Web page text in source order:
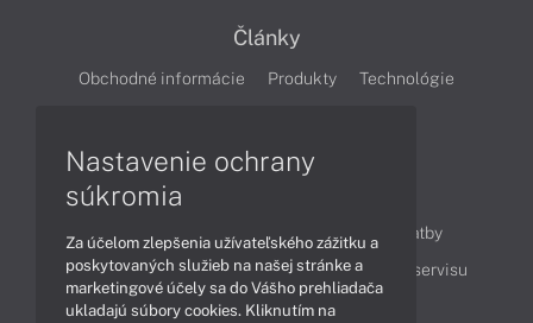
Články
Obchodné informácie Produkty
Technológie
Ako nakupovať
Možnosti doručenia a platby
Podpora a servis
Servisné služby Cenník servisu
Nastavenie ochrany
súkromia
Za účelom zlepšenia užívateľského zážitku a
poskytovaných služieb na našej stránke a
marketingové účely sa do Vášho prehliadača
ukladajú súbory cookies. Kliknutím na